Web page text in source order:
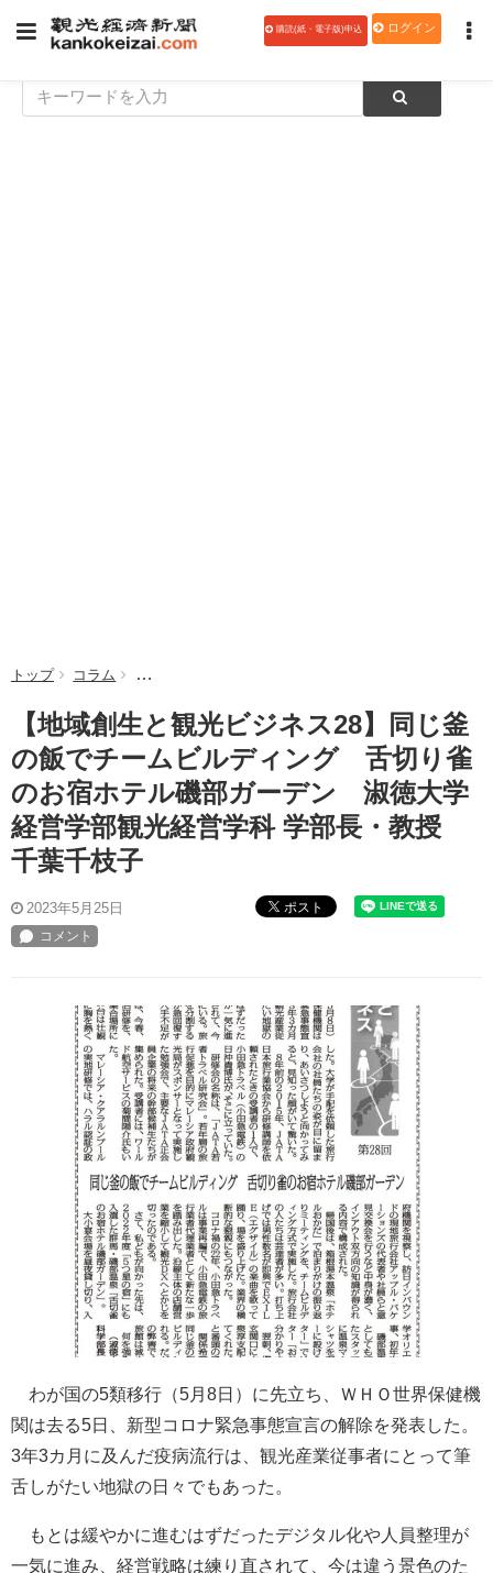
購読(紙・電子版)申込 ログイン
トップ コラム 【地域創生と観光ビジネス28】同じ釜の飯でチーム
【地域創生と観光ビジネス28】同じ釜
の飯でチームビルディング 舌切り雀
のお宿ホテル磯部ガーデン 淑徳大学
経営学部観光経営学科 学部長・教授
千葉千枝子
2023年5月25日 ポスト
わが国の5類移行（5月8日）に先立ち、ＷＨＯ世界保健機
関は去る5日、新型コロナ緊急事態宣言の解除を発表した。
3年3カ月に及んだ疫病流行は、観光産業従事者にとって筆
舌しがたい地獄の日々でもあった。
もとは緩やかに進むはずだったデジタル化や人員整理が
一気に進み、経営戦略は練り直されて、今は違う景色のた